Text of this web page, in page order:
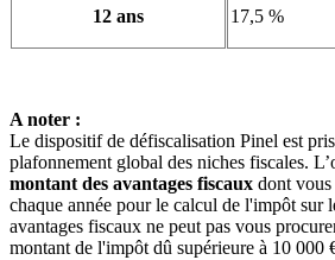
12 ans 17,5 %
A noter :
Le dispositif de défiscalisation Pinel est
plafonnement global des niches fiscales.
montant des avantages fiscaux dont
chaque année pour le calcul de l'impôt sur
avantages fiscaux ne peut pas vous
montant de l'impôt dû supérieure à 10 000